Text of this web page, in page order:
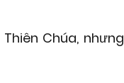
Chúa, nhưng